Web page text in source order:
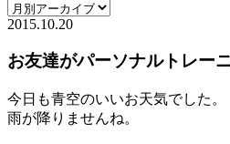
2015.10.20
お友達がパーソナルトレー
今日も青空のいいお天気でした。
雨が降りませんね。